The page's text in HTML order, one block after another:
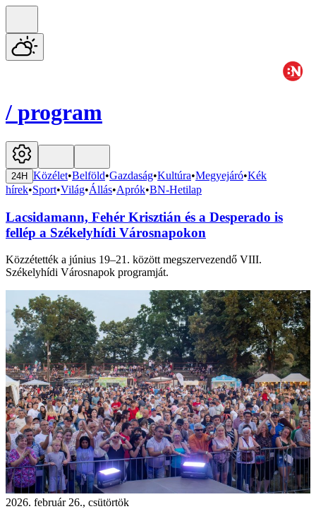
/ program
24H Közélet•Belföld•Gazdaság•Kultúra•Megyejáró•Kék
hírek•Sport•Világ•Állás•Aprók•BN-Hetilap
Lacsidamann, Fehér Krisztián és a Desperado is
fellép a Székelyhídi Városnapokon
Közzétették a június 19–21. között megszervezendő VIII.
Székelyhídi Városnapok programját.
2026. február 26., csütörtök